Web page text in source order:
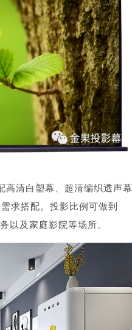
高清白塑幕、超清编织透声幕
求搭配。投影比例可做到
及家庭影院等场所。